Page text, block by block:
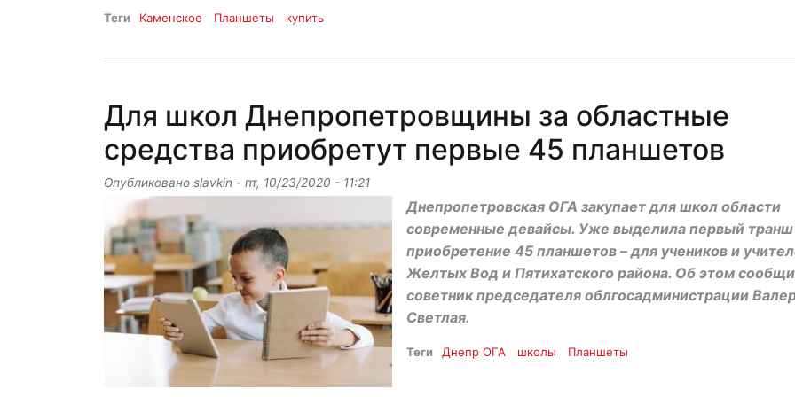
Теги Каменское Планшеты купить
Для школ Днепропетровщины за областные
средства приобретут первые 45 планшетов
Опубликовано slavkin - пт, 10/23/2020 - 11:21
Днепропетровская ОГА закупает для школ области
современные девайсы. Уже выделила первый транш
приобретение 45 планшетов – для учеников и
Желтых Вод и Пятихатского района. Об этом
советник председателя облгосадминистрации
Светлая.
Теги Днепр ОГА школы Планшеты